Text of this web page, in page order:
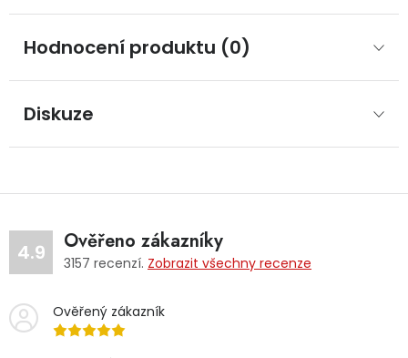
Hodnocení produktu (0)
Diskuze
4.9 Ověřeno zákazníky
3157 recenzí. Zobrazit všechny recenze
Ověřený zákazník